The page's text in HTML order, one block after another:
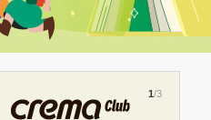
1/3